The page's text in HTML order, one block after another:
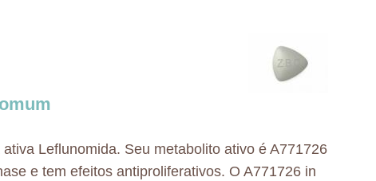
Leflunomida. Seu metabolito ativo é A771726
e tem efeitos antiproliferativos. O A771726 in